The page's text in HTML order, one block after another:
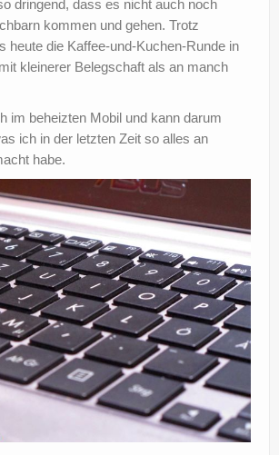
dringend, dass es nicht auch noch
kommen und gehen. Trotz
heute die Kaffee-und-Kuchen-Runde in
kleinerer Belegschaft als an manch
im beheizten Mobil und kann darum
ich in der letzten Zeit so alles an
habe.